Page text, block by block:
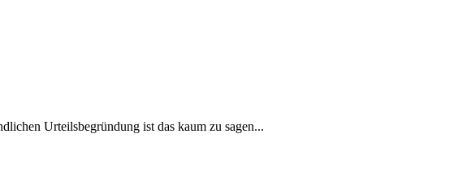
Urteilsbegründung ist das kaum zu sagen...